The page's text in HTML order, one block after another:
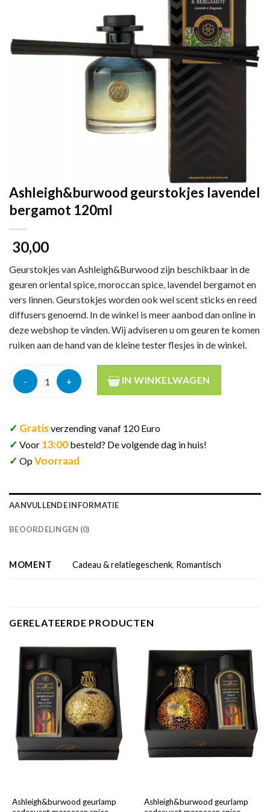
Ashleigh&burwood geurstokjes lavendel
bergamot 120ml
30,00
Geurstokjes van Ashleigh&Burwood zijn beschikbaar in de
geuren oriental spice, moroccan spice, lavendel bergamot en
vers linnen. Geurstokjes worden ook wel scent sticks en reed
diffusers genoemd. In de winkel is meer aanbod dan online in
deze webshop te vinden. Wij adviseren u om geuren te komen
ruiken aan de hand van de kleine tester flesjes in de winkel.
Ashleigh&burwood geurstokjes lavendel bergamot 120ml
IN WINKELWAGEN
✓ Gratisverzending vanaf 120 Euro
✓ Voor 13:00 besteld? De volgende dag in huis!
✓ OpVoorraad
AANVULLENDE INFORMATIE
BEOORDELINGEN (0)
MOMENT Cadeau & relatiegeschenk, Romantisch
GERELATEERDE PRODUCTEN
Ashleigh&burwood geurlamp
Ashleigh&burwood geurlamp